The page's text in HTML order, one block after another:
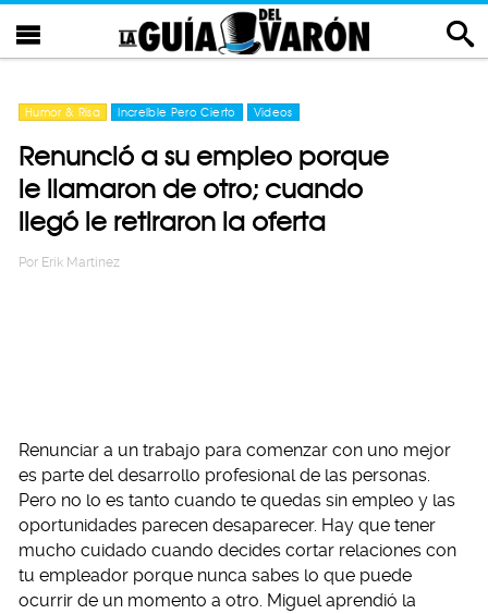
Humor & Risa Increíble Pero Cierto Videos
Renunció a su empleo porque
le llamaron de otro; cuando
llegó le retiraron la oferta
Por Erik Martinez
Renunciar a un trabajo para comenzar con uno mejor
es parte del desarrollo profesional de las personas.
Pero no lo es tanto cuando te quedas sin empleo y las
oportunidades parecen desaparecer. Hay que tener
mucho cuidado cuando decides cortar relaciones con
tu empleador porque nunca sabes lo que puede
ocurrir de un momento a otro. Miguel aprendió la